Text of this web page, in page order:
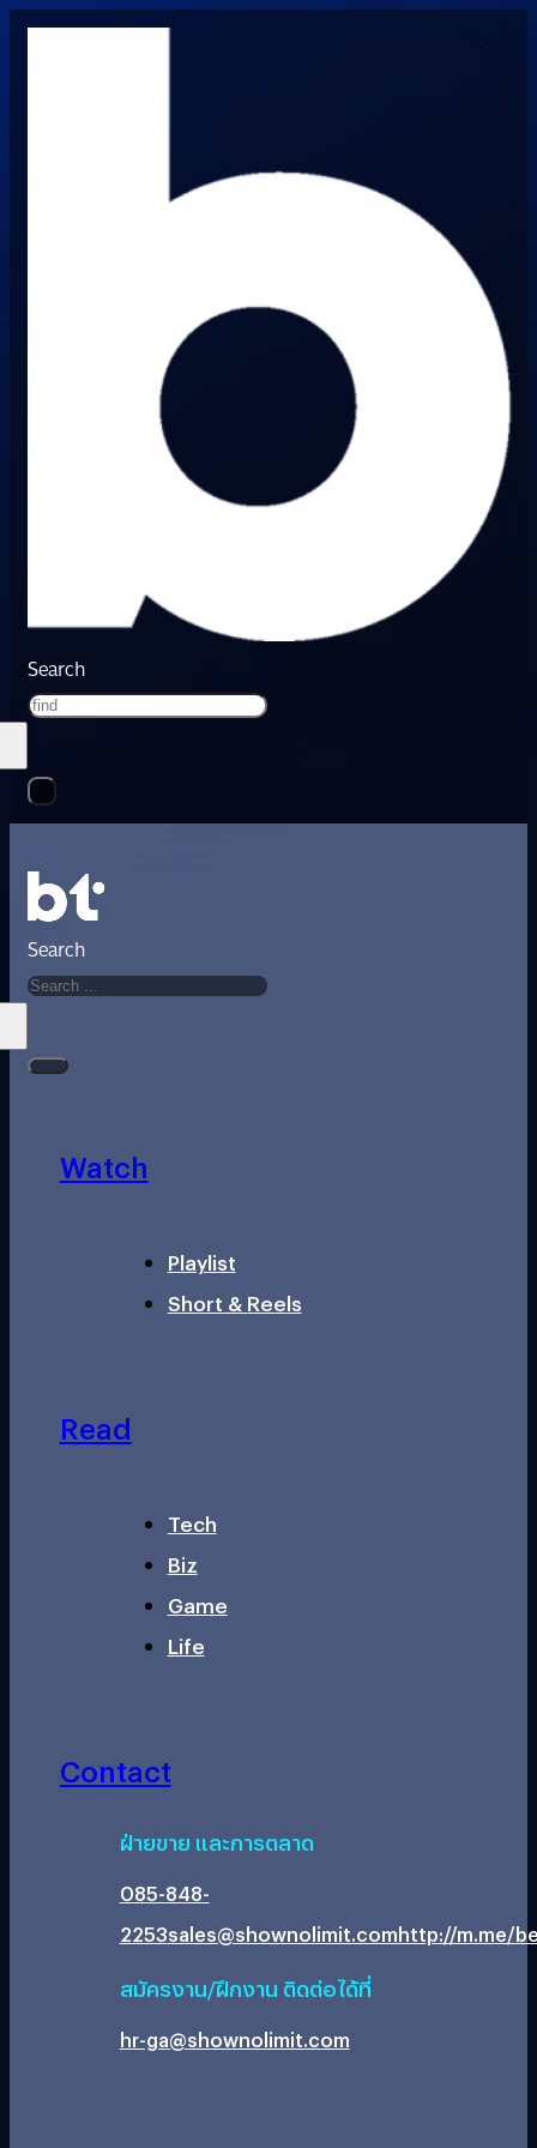
Search
Search
Watch
Playlist
Short & Reels
Read
Tech
Biz
Game
Life
Contact
ฝ่ายขาย และการตลาด
085-848-
2253sales@shownolimit.comhttp://m.me/
สมัครงาน/ฝึกงาน ติดต่อได้ที่
hr-ga@shownolimit.com